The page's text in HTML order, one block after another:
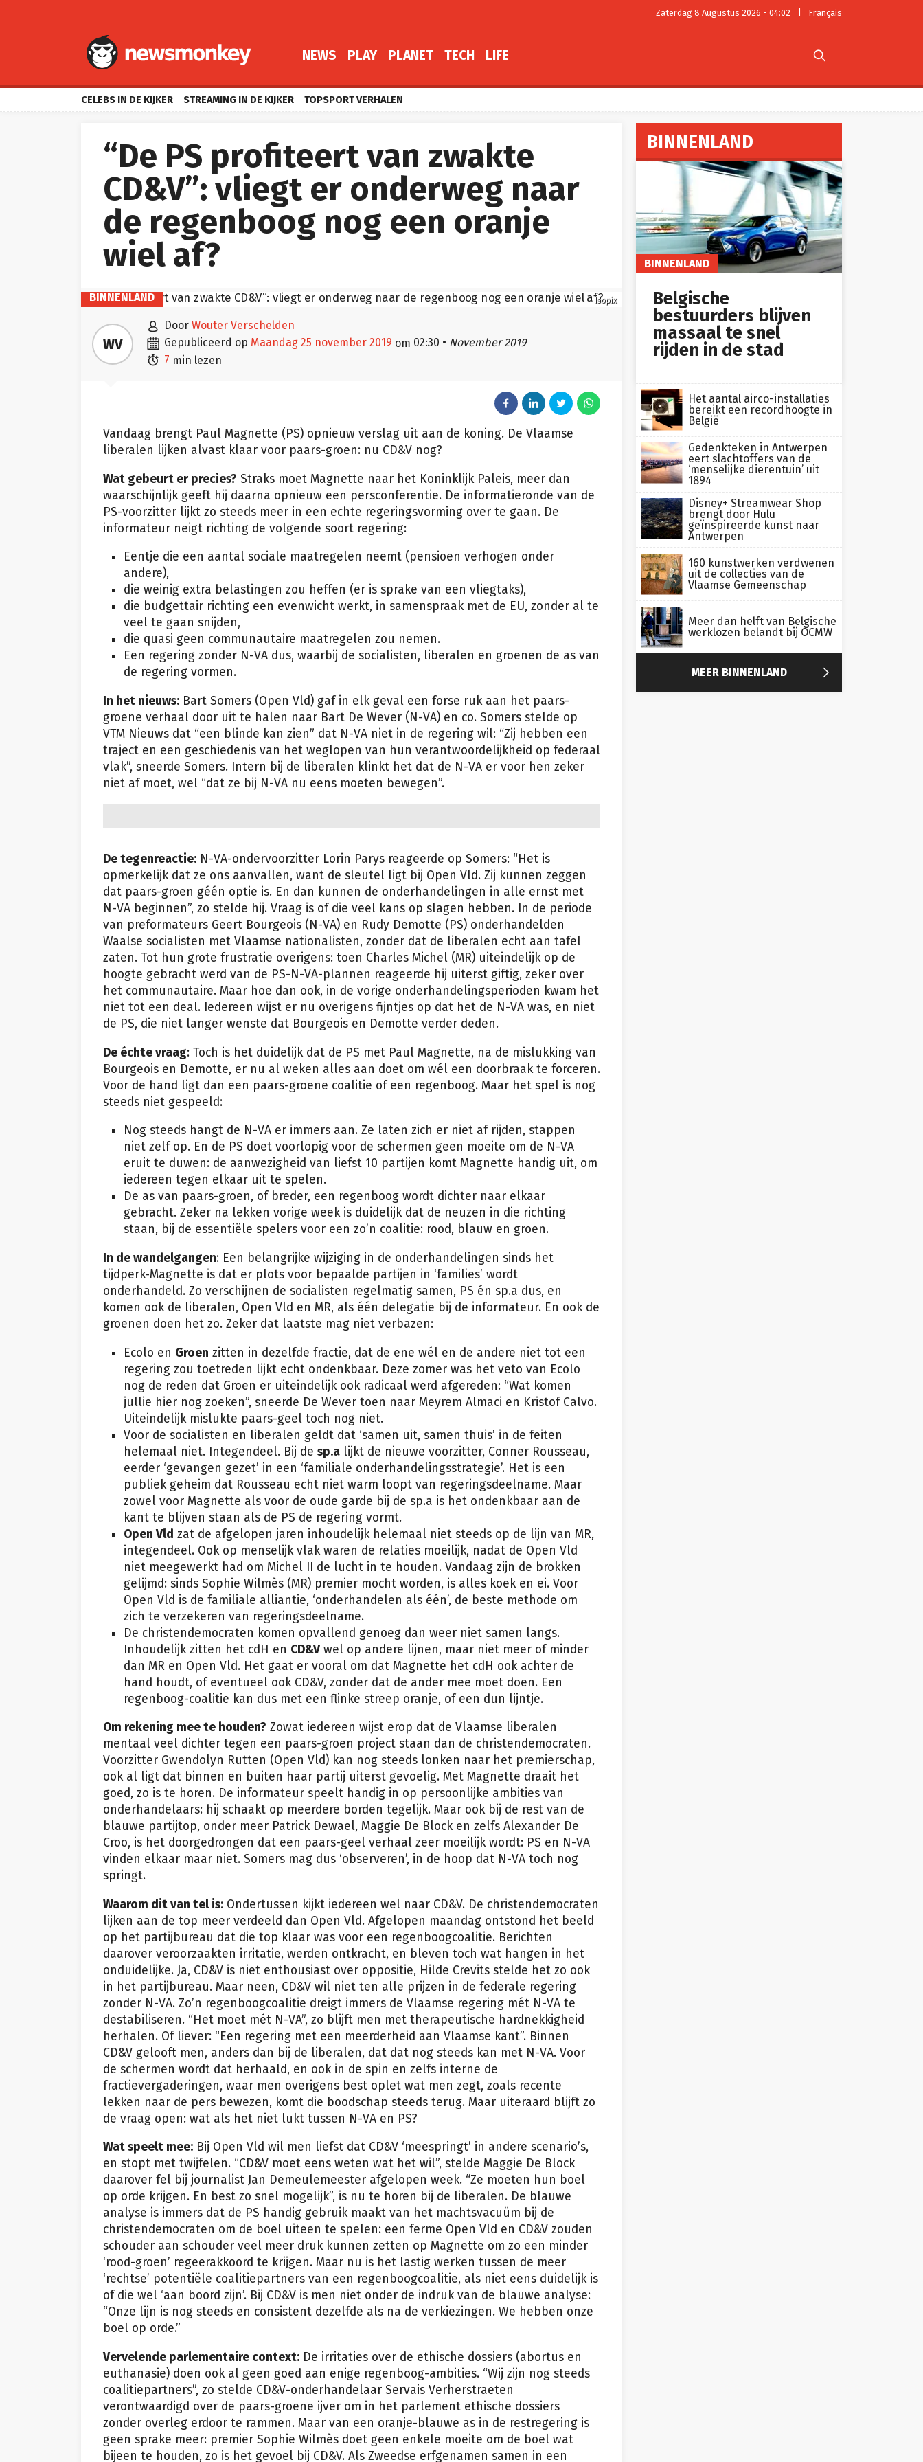
Zaterdag 8 Augustus 2026 - 04:02 Français
NEWS PLAY PLANET TECH LIFE 
CELEBS IN DE KIJKER STREAMING IN DE KIJKER TOPSPORT VERHALEN
“De PS profiteert van zwakte
CD&V”: vliegt er onderweg naar
de regenboog nog een oranje
wiel af?
Isopix
BINNENLAND
WV
 door Wouter Verschelden
 gepubliceerd op maandag 25 november 2019 om 02:30 • November 2019
 7 min lezen
Vandaag brengt Paul Magnette (PS) opnieuw verslag uit aan de koning. De Vlaamse
liberalen lijken alvast klaar voor paars-groen: nu CD&V nog?
Wat gebeurt er precies? Straks moet Magnette naar het Koninklijk Paleis, meer dan
waarschijnlijk geeft hij daarna opnieuw een persconferentie. De informatieronde van de
PS-voorzitter lijkt zo steeds meer in een echte regeringsvorming over te gaan. De
informateur neigt richting de volgende soort regering:
Eentje die een aantal sociale maatregelen neemt (pensioen verhogen onder
andere),
die weinig extra belastingen zou heffen (er is sprake van een vliegtaks),
die budgettair richting een evenwicht werkt, in samenspraak met de EU, zonder al te
veel te gaan snijden,
die quasi geen communautaire maatregelen zou nemen.
Een regering zonder N-VA dus, waarbij de socialisten, liberalen en groenen de as van
de regering vormen.
In het nieuws: Bart Somers (Open Vld) gaf in elk geval een forse ruk aan het paars-
groene verhaal door uit te halen naar Bart De Wever (N-VA) en co. Somers stelde op
VTM Nieuws dat “een blinde kan zien” dat N-VA niet in de regering wil: “Zij hebben een
traject en een geschiedenis van het weglopen van hun verantwoordelijkheid op federaal
vlak”, sneerde Somers. Intern bij de liberalen klinkt het dat de N-VA er voor hen zeker
niet af moet, wel “dat ze bij N-VA nu eens moeten bewegen”.
De tegenreactie: N-VA-ondervoorzitter Lorin Parys reageerde op Somers: “Het is
opmerkelijk dat ze ons aanvallen, want de sleutel ligt bij Open Vld. Zij kunnen zeggen
dat paars-groen géén optie is. En dan kunnen de onderhandelingen in alle ernst met
N-VA beginnen”, zo stelde hij. Vraag is of die veel kans op slagen hebben. In de periode
van preformateurs Geert Bourgeois (N-VA) en Rudy Demotte (PS) onderhandelden
Waalse socialisten met Vlaamse nationalisten, zonder dat de liberalen echt aan tafel
zaten. Tot hun grote frustratie overigens: toen Charles Michel (MR) uiteindelijk op de
hoogte gebracht werd van de PS-N-VA-plannen reageerde hij uiterst giftig, zeker over
het communautaire. Maar hoe dan ook, in de vorige onderhandelingsperioden kwam het
niet tot een deal. Iedereen wijst er nu overigens fijntjes op dat het de N-VA was, en niet
de PS, die niet langer wenste dat Bourgeois en Demotte verder deden.
De échte vraag: Toch is het duidelijk dat de PS met Paul Magnette, na de mislukking van
Bourgeois en Demotte, er nu al weken alles aan doet om wél een doorbraak te forceren.
Voor de hand ligt dan een paars-groene coalitie of een regenboog. Maar het spel is nog
steeds niet gespeeld:
Nog steeds hangt de N-VA er immers aan. Ze laten zich er niet af rijden, stappen
niet zelf op. En de PS doet voorlopig voor de schermen geen moeite om de N-VA
eruit te duwen: de aanwezigheid van liefst 10 partijen komt Magnette handig uit, om
iedereen tegen elkaar uit te spelen.
De as van paars-groen, of breder, een regenboog wordt dichter naar elkaar
gebracht. Zeker na lekken vorige week is duidelijk dat de neuzen in die richting
staan, bij de essentiële spelers voor een zo’n coalitie: rood, blauw en groen.
In de wandelgangen: Een belangrijke wijziging in de onderhandelingen sinds het
tijdperk-Magnette is dat er plots voor bepaalde partijen in ‘families’ wordt
onderhandeld. Zo verschijnen de socialisten regelmatig samen, PS én sp.a dus, en
komen ook de liberalen, Open Vld en MR, als één delegatie bij de informateur. En ook de
groenen doen het zo. Zeker dat laatste mag niet verbazen:
Ecolo en Groen zitten in dezelfde fractie, dat de ene wél en de andere niet tot een
regering zou toetreden lijkt echt ondenkbaar. Deze zomer was het veto van Ecolo
nog de reden dat Groen er uiteindelijk ook radicaal werd afgereden: “Wat komen
jullie hier nog zoeken”, sneerde De Wever toen naar Meyrem Almaci en Kristof Calvo.
Uiteindelijk mislukte paars-geel toch nog niet.
Voor de socialisten en liberalen geldt dat ‘samen uit, samen thuis’ in de feiten
helemaal niet. Integendeel. Bij de sp.a lijkt de nieuwe voorzitter, Conner Rousseau,
eerder ‘gevangen gezet’ in een ‘familiale onderhandelingsstrategie’. Het is een
publiek geheim dat Rousseau echt niet warm loopt van regeringsdeelname. Maar
zowel voor Magnette als voor de oude garde bij de sp.a is het ondenkbaar aan de
kant te blijven staan als de PS de regering vormt.
Open Vld zat de afgelopen jaren inhoudelijk helemaal niet steeds op de lijn van MR,
integendeel. Ook op menselijk vlak waren de relaties moeilijk, nadat de Open Vld
niet meegewerkt had om Michel II de lucht in te houden. Vandaag zijn de brokken
gelijmd: sinds Sophie Wilmès (MR) premier mocht worden, is alles koek en ei. Voor
Open Vld is de familiale alliantie, ‘onderhandelen als één’, de beste methode om
zich te verzekeren van regeringsdeelname.
De christendemocraten komen opvallend genoeg dan weer niet samen langs.
Inhoudelijk zitten het cdH en CD&Vwel op andere lijnen, maar niet meer of minder
dan MR en Open Vld. Het gaat er vooral om dat Magnette het cdH ook achter de
hand houdt, of eventueel ook CD&V, zonder dat de ander mee moet doen. Een
regenboog-coalitie kan dus met een flinke streep oranje, of een dun lijntje.
Om rekening mee te houden? Zowat iedereen wijst erop dat de Vlaamse liberalen
mentaal veel dichter tegen een paars-groen project staan dan de christendemocraten.
Voorzitter Gwendolyn Rutten (Open Vld) kan nog steeds lonken naar het premierschap,
ook al ligt dat binnen en buiten haar partij uiterst gevoelig. Met Magnette draait het
goed, zo is te horen. De informateur speelt handig in op persoonlijke ambities van
onderhandelaars: hij schaakt op meerdere borden tegelijk. Maar ook bij de rest van de
blauwe partijtop, onder meer Patrick Dewael, Maggie De Block en zelfs Alexander De
Croo, is het doorgedrongen dat een paars-geel verhaal zeer moeilijk wordt: PS en N-VA
vinden elkaar maar niet. Somers mag dus ‘observeren’, in de hoop dat N-VA toch nog
springt.
Waarom dit van tel is: Ondertussen kijkt iedereen wel naar CD&V. De christendemocraten
lijken aan de top meer verdeeld dan Open Vld. Afgelopen maandag ontstond het beeld
op het partijbureau dat die top klaar was voor een regenboogcoalitie. Berichten
daarover veroorzaakten irritatie, werden ontkracht, en bleven toch wat hangen in het
onduidelijke. Ja, CD&V is niet enthousiast over oppositie, Hilde Crevits stelde het zo ook
in het partijbureau. Maar neen, CD&V wil niet ten alle prijzen in de federale regering
zonder N-VA. Zo’n regenboogcoalitie dreigt immers de Vlaamse regering mét N-VA te
destabiliseren. “Het moet mét N-VA”, zo blijft men met therapeutische hardnekkigheid
herhalen. Of liever: “Een regering met een meerderheid aan Vlaamse kant”. Binnen
CD&V gelooft men, anders dan bij de liberalen, dat dat nog steeds kan met N-VA. Voor
de schermen wordt dat herhaald, en ook in de spin en zelfs interne de
fractievergaderingen, waar men overigens best oplet wat men zegt, zoals recente
lekken naar de pers bewezen, komt die boodschap steeds terug. Maar uiteraard blijft zo
de vraag open: wat als het niet lukt tussen N-VA en PS?
Wat speelt mee: Bij Open Vld wil men liefst dat CD&V ‘meespringt’ in andere scenario’s,
en stopt met twijfelen. “CD&V moet eens weten wat het wil”, stelde Maggie De Block
daarover fel bij journalist Jan Demeulemeester afgelopen week. “Ze moeten hun boel
op orde krijgen. En best zo snel mogelijk”, is nu te horen bij de liberalen. De blauwe
analyse is immers dat de PS handig gebruik maakt van het machtsvacuüm bij de
christendemocraten om de boel uiteen te spelen: een ferme Open Vld en CD&V zouden
schouder aan schouder veel meer druk kunnen zetten op Magnette om zo een minder
‘rood-groen’ regeerakkoord te krijgen. Maar nu is het lastig werken tussen de meer
‘rechtse’ potentiële coalitiepartners van een regenboogcoalitie, als niet eens duidelijk is
of die wel ‘aan boord zijn’. Bij CD&V is men niet onder de indruk van de blauwe analyse:
“Onze lijn is nog steeds en consistent dezelfde als na de verkiezingen. We hebben onze
boel op orde.”
Vervelende parlementaire context: De irritaties over de ethische dossiers (abortus en
euthanasie) doen ook al geen goed aan enige regenboog-ambities. “Wij zijn nog steeds
coalitiepartners”, zo stelde CD&V-onderhandelaar Servais Verherstraeten
verontwaardigd over de paars-groene ijver om in het parlement ethische dossiers
zonder overleg erdoor te rammen. Maar van een oranje-blauwe as in de restregering is
geen sprake meer: premier Sophie Wilmès doet geen enkele moeite om de boel wat
bijeen te houden, zo is het gevoel bij CD&V. Als Zweedse erfgenamen samen in een
BINNENLAND
BINNENLAND
Belgische
bestuurders blijven
massaal te snel
rijden in de stad
Het aantal airco-installaties
bereikt een recordhoogte in
België
Gedenkteken in Antwerpen
eert slachtoffers van de
‘menselijke dierentuin’ uit
1894
Disney+ Streamwear Shop
brengt door Hulu
geïnspireerde kunst naar
Antwerpen
160 kunstwerken verdwenen
uit de collecties van de
Vlaamse Gemeenschap
Meer dan helft van Belgische
werklozen belandt bij OCMW
MEER BINNENLAND 